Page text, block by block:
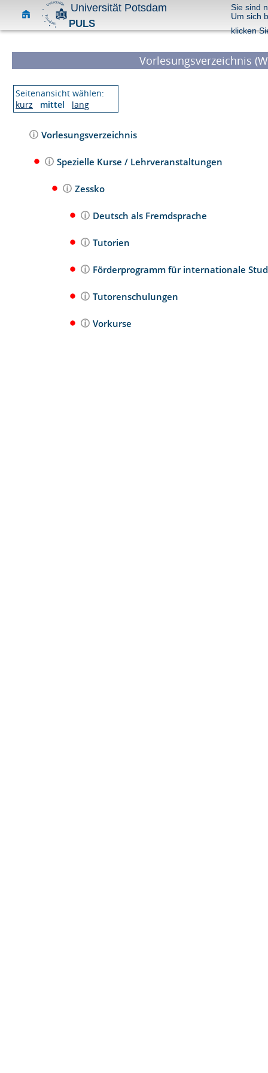
Universität Potsdam
PULS
Sie sind
Um sich
klicken
Vorlesungsverzeichnis
Seitenansicht wählen:
kurz
mittel lang
Vorlesungsverzeichnis
Spezielle Kurse / Lehrveranstaltungen
Zessko
Deutsch als Fremdsprache
Tutorien
Förderprogramm für internationale
Tutorenschulungen
Vorkurse